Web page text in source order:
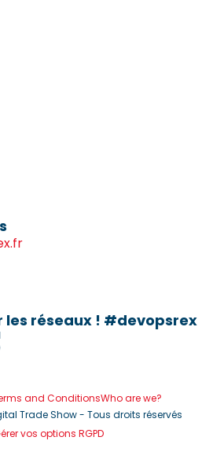
les réseaux ! #devopsrex
and ConditionsWho are we?
Trade Show - Tous droits réservés
vos options RGPD